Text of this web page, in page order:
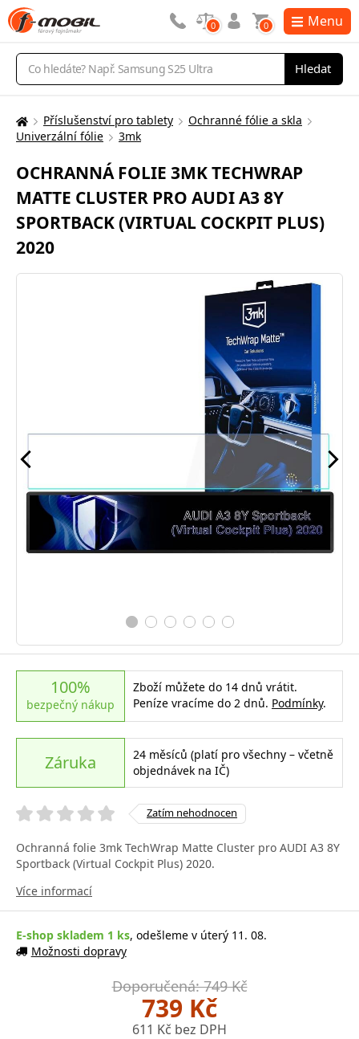
Vyhledávání
Hledat
0 0 Menu
Zde
nacházíte:
Příslušenství pro tablety
Ochranné fólie a skla
Univerzální fólie
3mk
OCHRANNÁ FOLIE 3MK TECHWRAP
MATTE CLUSTER PRO AUDI A3 8Y
SPORTBACK (VIRTUAL COCKPIT PLUS)
2020
100%
bezpečný nákup
Zboží můžete do 14 dnů vrátit.
Peníze vracíme do 2 dnů. Podmínky.
Záruka
24 měsíců (platí pro všechny – včetně
objednávek na IČ)
Zatím nehodnocen
Ochranná folie 3mk TechWrap Matte Cluster pro AUDI A3 8Y
Sportback (Virtual Cockpit Plus) 2020.
Více informací
E-shop skladem 1 ks, odešleme v úterý 11. 08.
Možnosti dopravy
Doporučená: 749 Kč
739 Kč
611 Kč bez DPH